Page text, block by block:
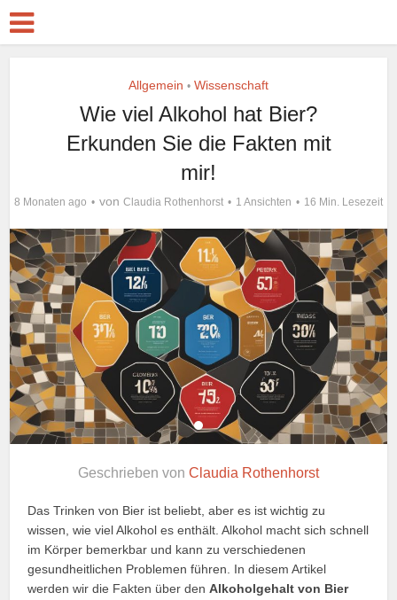
Allgemein • Wissenschaft
Wie viel Alkohol hat Bier?
Erkunden Sie die Fakten mit
mir!
8 Monaten ago von Claudia Rothenhorst 1 Ansichten 16 Min. Lesezeit
Geschrieben von Claudia Rothenhorst
Das Trinken von Bier ist beliebt, aber es ist wichtig zu
wissen, wie viel Alkohol es enthält. Alkohol macht sich schnell
im Körper bemerkbar und kann zu verschiedenen
gesundheitlichen Problemen führen. In diesem Artikel
werden wir die Fakten über denAlkoholgehalt von Bier